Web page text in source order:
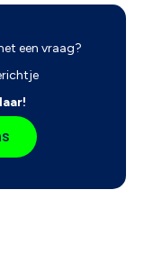
een vraag?